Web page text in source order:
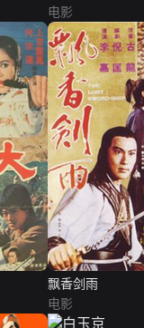
电影
飘香剑雨
电影